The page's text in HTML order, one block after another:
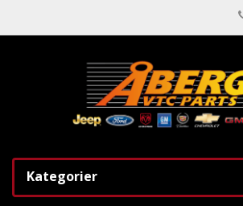
Kategorier